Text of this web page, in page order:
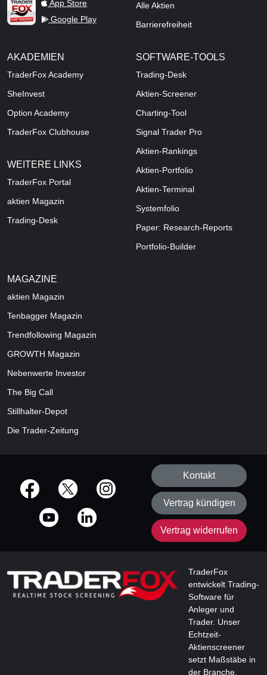
App Store
Google Play
Alle Aktien
Barrierefreiheit
AKADEMIEN
TraderFox Academy
SheInvest
Option Academy
TraderFox Clubhouse
WEITERE LINKS
TraderFox Portal
aktien Magazin
Trading-Desk
SOFTWARE-TOOLS
Trading-Desk
Aktien-Screener
Charting-Tool
Signal Trader Pro
Aktien-Rankings
Aktien-Portfolio
Aktien-Terminal
Systemfolio
Paper: Research-Reports
Portfolio-Builder
MAGAZINE
aktien Magazin
Tenbagger Magazin
Trendfollowing Magazin
GROWTH Magazin
Nebenwerte Investor
The Big Call
Stillhalter-Depot
Die Trader-Zeitung
offizielle Social Media-Accounts
Kontakt
Vertrag kündigen
Vertrag widerrufen
TraderFox
entwickelt Trading-
Software für
Anleger und
Trader. Unser
Echtzeit-
Aktienscreener
setzt Maßstäbe in
der Branche.